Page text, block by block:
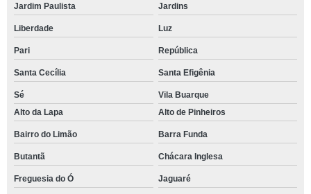
Jardim Paulista Jardins
Liberdade Luz
Pari República
Santa Cecília Santa Efigênia
Sé
Vila Buarque
Alto da Lapa
Alto de Pinheiros
Bairro do Limão Barra Funda
Butantã Chácara Inglesa
Freguesia do Ó Jaguaré